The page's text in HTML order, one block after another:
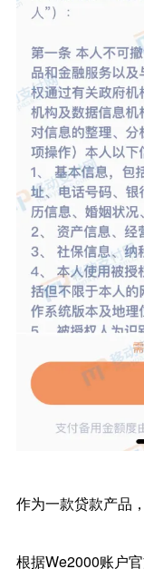
作为一款贷款产品
根据We2000账户